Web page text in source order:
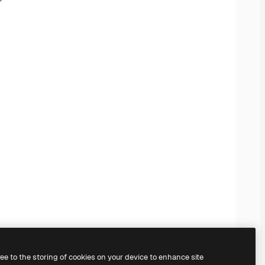
to the storing of cookies on your device to enhance site